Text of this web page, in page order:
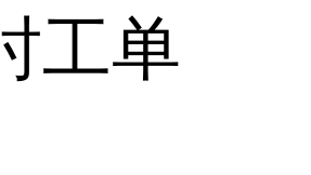
工单